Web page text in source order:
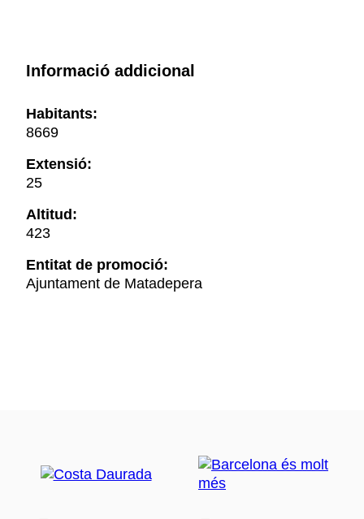
Informació addicional
Habitants:
8669
Extensió:
25
Altitud:
423
Entitat de promoció:
Ajuntament de Matadepera